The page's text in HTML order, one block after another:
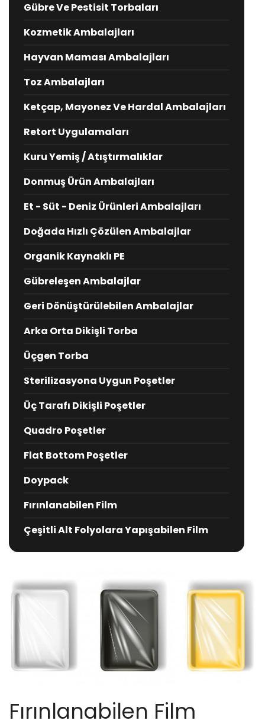
Gübre Ve Pestisit Torbaları
Kozmetik Ambalajları
Hayvan Maması Ambalajları
Toz Ambalajları
Ketçap, Mayonez Ve Hardal Ambalajları
Retort Uygulamaları
Kuru Yemiş / Atıştırmalıklar
Donmuş Ürün Ambalajları
Et - Süt - Deniz Ürünleri Ambalajları
Doğada Hızlı Çözülen Ambalajlar
Organik Kaynaklı PE
Gübreleşen Ambalajlar
Geri Dönüştürülebilen Ambalajlar
Arka Orta Dikişli Torba
Üçgen Torba
Sterilizasyona Uygun Poşetler
Üç Tarafı Dikişli Poşetler
Quadro Poşetler
Flat Bottom Poşetler
Doypack
Fırınlanabilen Film
Çeşitli Alt Folyolara Yapışabilen Film
Fırınlanabilen Film